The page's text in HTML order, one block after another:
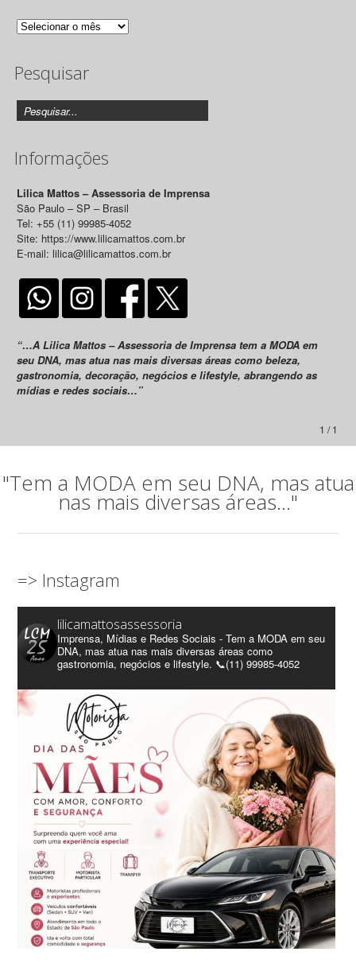
Arquivo
Releases
Pesquisar
Informações
Lilica Mattos – Assessoria de Imprensa
São Paulo – SP – Brasil
Tel: +55 (11) 99985-4052
Site: https://www.lilicamattos.com.br
E-mail: lilica@lilicamattos.com.br
“…A Lilica Mattos – Assessoria de Imprensa tem a MODA em
seu DNA, mas atua nas mais diversas áreas como beleza,
gastronomia, decoração, negócios e lifestyle, abrangendo as
mídias e redes sociais…”
1 / 1
"Tem a MODA em seu DNA, mas atua
nas mais diversas áreas..."
=> Instagram
lilicamattosassessoria
Imprensa, Mídias e Redes Sociais - Tem a MODA em seu
DNA, mas atua nas mais diversas áreas como
gastronomia, negócios e lifestyle. 📞(11) 99985-4052